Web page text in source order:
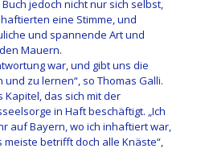
jedoch nicht nur sich selbst,
eine Stimme, und
und spannende Art und
Mauern.
war, und gibt uns die
zu lernen“, so Thomas Galli.
Kapitel, das sich mit der
in Haft beschäftigt. „Ich
auf Bayern, wo ich inhaftiert war,
betrifft doch alle Knäste“,